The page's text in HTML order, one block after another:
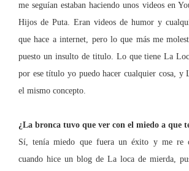
me seguían estaban haciendo unos videos en
Hijos de Puta. Eran videos de humor y
que hace a internet, pero lo que más me
puesto un insulto de titulo. Lo que tieneLa
por ese título yo puedo hacer cualquier cosa, y
el mismo concepto.
¿La bronca tuvo que ver con el miedo a que
Sí, tenía miedo que fuera un éxito y me re
cuando hice un blog de La loca de mierda,